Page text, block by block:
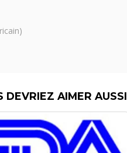
DEVRIEZ AIMER AUSSI